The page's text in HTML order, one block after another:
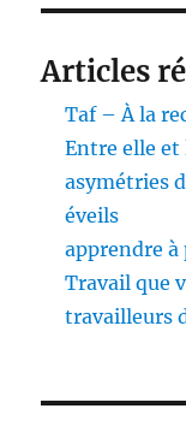
Articles
Taf – À la
Entre elle
asymétries
éveils
apprendre à
Travail que
travailleurs